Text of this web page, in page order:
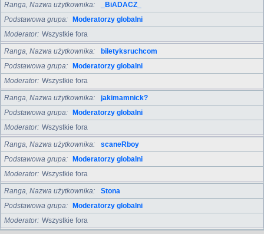
Ranga, Nazwa użytkownika
_BiADACZ_
Podstawowa grupa
Moderatorzy globalni
Moderator Wszystkie fora
Ranga, Nazwa użytkownika
biletyksruchcom
Podstawowa grupa
Moderatorzy globalni
Moderator Wszystkie fora
Ranga, Nazwa użytkownika
jakimamnick?
Podstawowa grupa
Moderatorzy globalni
Moderator Wszystkie fora
Ranga, Nazwa użytkownika
scaneRboy
Podstawowa grupa
Moderatorzy globalni
Moderator Wszystkie fora
Ranga, Nazwa użytkownika
Stona
Podstawowa grupa
Moderatorzy globalni
Moderator Wszystkie fora